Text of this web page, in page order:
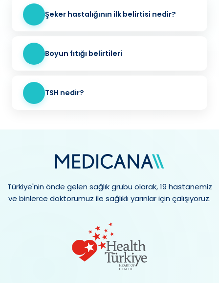
Şeker hastalığının ilk belirtisi nedir?
Boyun fıtığı belirtileri
TSH nedir?
Türkiye'nin önde gelen sağlık grubu olarak, 19 hastanemiz
ve binlerce doktorumuz ile sağlıklı yarınlar için çalışıyoruz.